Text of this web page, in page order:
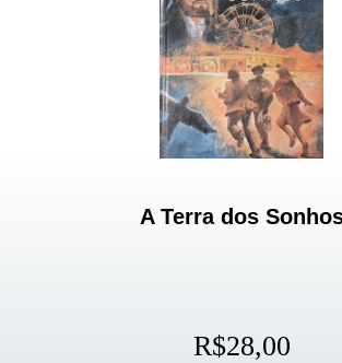
A Terra dos
R$28,00